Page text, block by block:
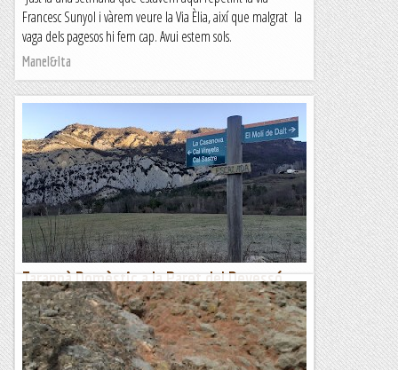
Francesc Sunyol i vàrem veure la Via Èlia, així que malgrat la
vaga dels pagesos hi fem cap. Avui estem sols.
Manel&Ita
Tarannà Domèstic a la Paret del Devessó
Aquest matí, mentre feia una escaladeta a la paret del
Devessó a Malanyeu, he tingut la sensació de veure
fotogrames encara per venir de la meva vida i, sense dubte,
aquest...